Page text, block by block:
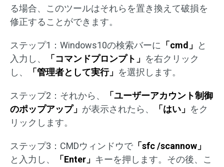
る場合、このツールはそれらを置き換えて破損を
修正することができます。
ステップ1：Windows10の検索バーに 「cmd」
と
入力し、
「コマンドプロンプト」 を右クリック
し、
「管理者として実行」 を選択します。
ステップ2：それから、
「ユーザーアカウント制御
のポップアップ」 が表示されたら、 「はい」 をク
リックします。
ステップ3：CMDウィンドウで「sfc /scannow」
と入力し、
「Enter」 キーを押します。その後、こ